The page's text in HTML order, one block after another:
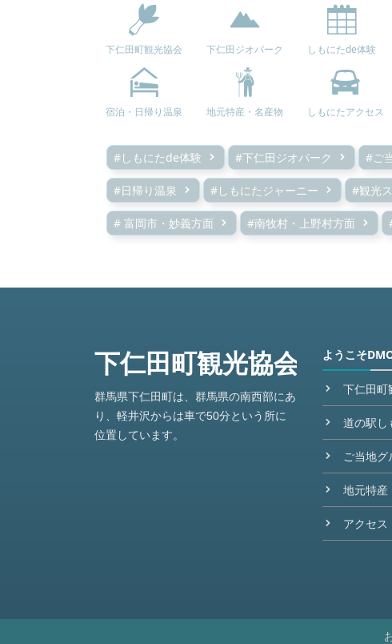
下仁田町観光協会 下仁田ジオパーク しもにたde体験
宿泊・日帰り温泉 地元特産・名産物 しもにたアクセス
#しもにたde体験 #下仁田ジオパーク #ご
#日帰り温泉 #しもにたジャーニー #観光
# 富岡市・妙義方面 #南牧村・上野村方面
群馬県下仁田町は、群馬県の南西部にあ
り、軽井沢からは車で50分という所に
位置しています。
ようこそ
下仁田町
道の駅し
ご当地グ
地元特産
アクセス